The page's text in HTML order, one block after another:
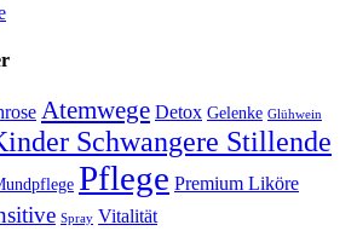
Atemwege Detox Gelenke Glühwein
Schwangere Stillende
Pflege Premium Liköre
Spray Vitalität